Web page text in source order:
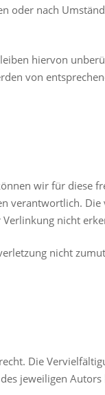
oder nach
hiervon
von
wir für diese
verantwortlich.
nicht
nicht
Die
jeweiligen